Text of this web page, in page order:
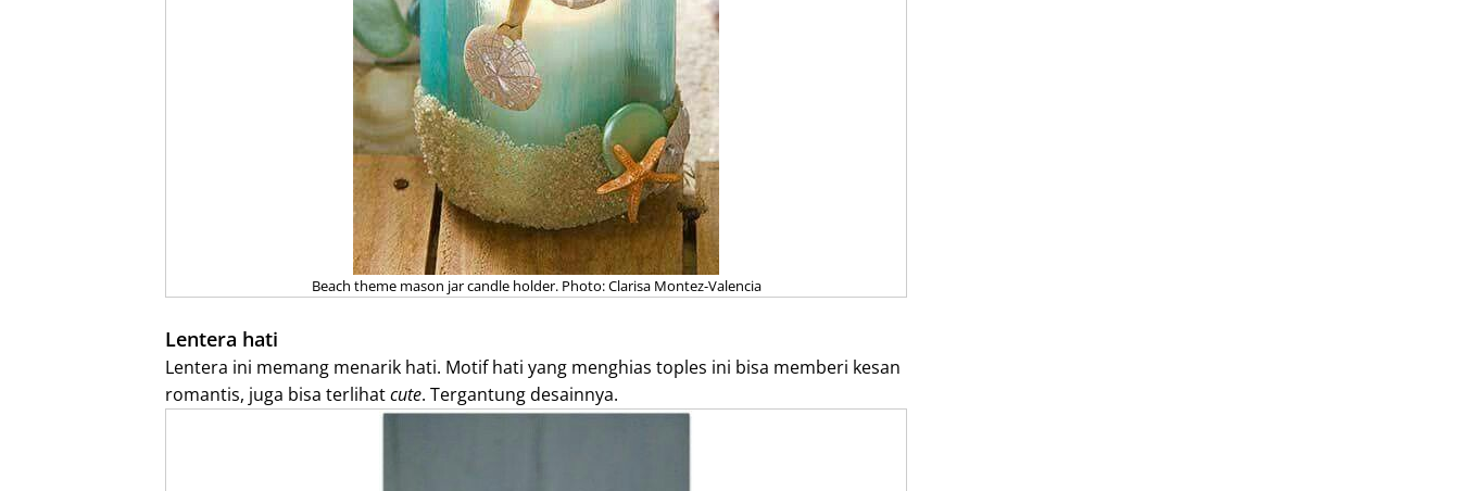
Beach theme mason jar candle holder. Photo: Clarisa Montez-Valencia
Lentera hati
Lentera ini memang menarik hati. Motif hati yang menghias toples ini bisa memberi kesan
romantis, juga bisa terlihatcute. Tergantung desainnya.